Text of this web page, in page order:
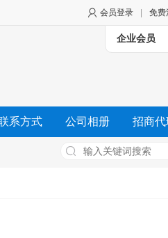
会员登录 免费
企业会员
系方式 公司相册 招商代